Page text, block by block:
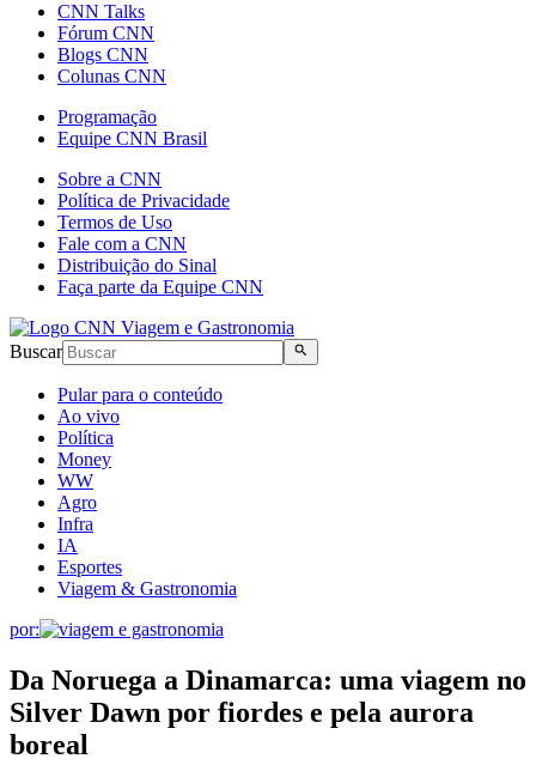
CNN Talks
Fórum CNN
Blogs CNN
Colunas CNN
Programação
Equipe CNN Brasil
Sobre a CNN
Política de Privacidade
Termos de Uso
Fale com a CNN
Distribuição do Sinal
Faça parte da Equipe CNN
Buscar
Pular para o conteúdo
Ao vivo
Política
Money
WW
Agro
Infra
IA
Esportes
Viagem & Gastronomia
por:
Da Noruega a Dinamarca: uma viagem no
Silver Dawn por fiordes e pela aurora
boreal